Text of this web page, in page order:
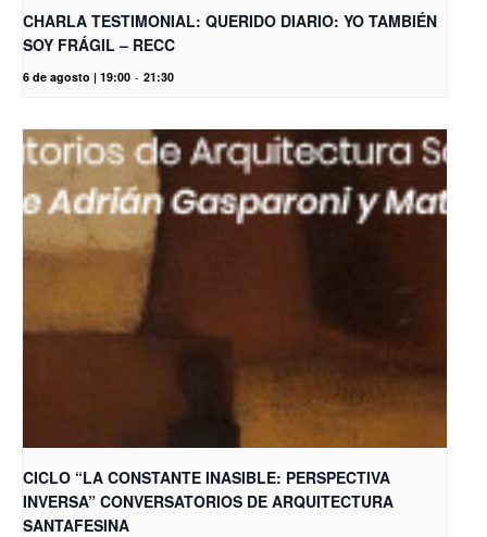
CHARLA TESTIMONIAL: QUERIDO DIARIO: YO TAMBIÉN
SOY FRÁGIL – RECC
6 de agosto | 19:00 - 21:30
CICLO “LA CONSTANTE INASIBLE: PERSPECTIVA
INVERSA” CONVERSATORIOS DE ARQUITECTURA
SANTAFESINA